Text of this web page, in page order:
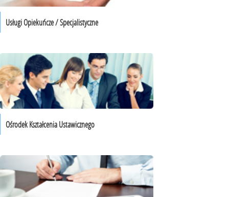
Usługi Opiekuńcze / Specjalistyczne
Ośrodek Kształcenia Ustawicznego